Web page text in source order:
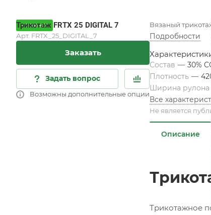
Трикотаж FRTX 25 DIGITAL 7
Арт. FRTX_25_DIGITAL_7
Заказать
Задать вопрос
Возможны дополнительные опции
НОВИНКА Вязаный
Подробности
Состав — 30%
Плотность —
Ширина рулона
Все
Не является
Описание
Трикотажное